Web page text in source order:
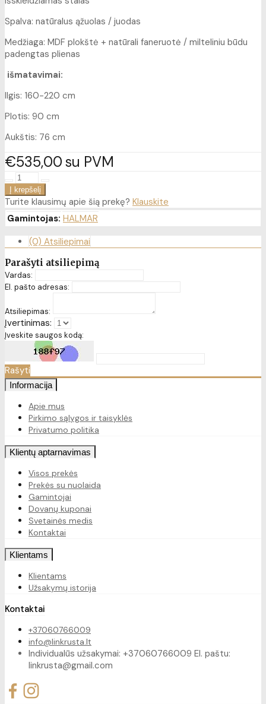
Spalva: natūralus ąžuolas / juodas
Medžiaga: MDF plokštė + natūrali faneruotė / milteliniu būdu
padengtas plienas
išmatavimai:
Ilgis: 160-220 cm
Plotis: 90 cm
Aukštis: 76 cm
€53500su PVM
Turite klausimų apie šią prekę? Klauskite
Gamintojas: HALMAR
(0) Atsiliepimai
Parašyti atsiliepimą
Vardas:
El. pašto adresas:
Atsiliepimas:
Įvertinimas:
Įveskite saugos kodą:
Rašyti
Informacija
Apie mus
Pirkimo sąlygos ir taisyklės
Privatumo politika
Klientų aptarnavimas
Visos prekės
Prekės su nuolaida
Gamintojai
Dovanų kuponai
Svetainės medis
Kontaktai
Klientams
Klientams
Užsakymų istorija
Kontaktai
+37060766009
info@linkrusta.lt
Individualūs užsakymai: +37060766009 El. paštu:
linkrusta@gmail.com